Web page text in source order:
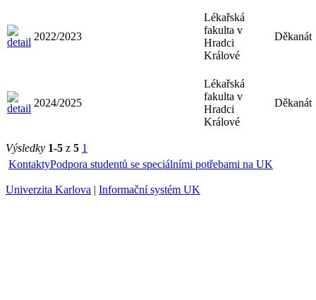
2022/2023
Lékařská
fakulta v
Hradci
Králové
Děkanát
2024/2025
Lékařská
fakulta v
Hradci
Králové
Děkanát
Výsledky 1-5 z 5 1
KontaktyPodpora studentů se speciálními potřebami na UK
Univerzita Karlova | Informační systém UK